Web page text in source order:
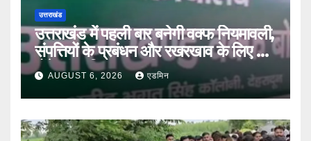
उत्तराखंड
उत्तराखंड में पहली बार बनेगी वक्फ नियमावली,
संपत्तियों के प्रबंधन और रखरखाव के लिए तय
होंगे स्पष्ट नियम
AUGUST 6, 2026 एडमिन